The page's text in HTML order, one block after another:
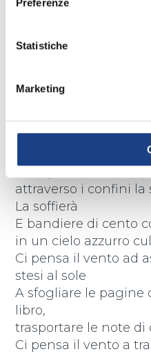
Preferenze
Statistiche
Marketing
e non gli puoi
ma non puoi vederlo
Il vento non ha né
Nei momenti di
e se piangi le
E se faremo la Pace
attraverso i confini la
La soffierà
E bandiere di cento
in un cielo azzurro
Ci pensa il vento ad
stesi al sole
A sfogliare le pagine
libro,
trasportare le note di
Ci pensa il vento a